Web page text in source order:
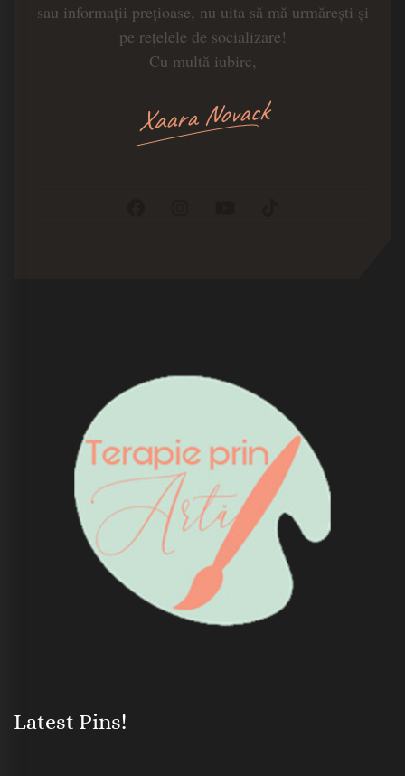
sau informații prețioase, nu uita să mă urmărești și
pe rețelele de socializare!
Cu multă iubire,
Xaara Novack
Latest Pins!